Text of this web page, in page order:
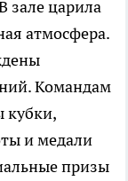
зале царила
атмосфера.
Командам
кубки,
и медали
призы